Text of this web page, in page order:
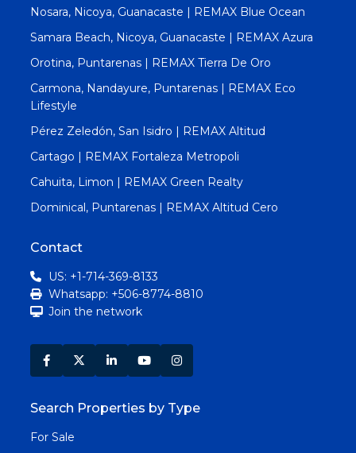
Nosara, Nicoya, Guanacaste | REMAX Blue Ocean
Samara Beach, Nicoya, Guanacaste | REMAX Azura
Orotina, Puntarenas | REMAX Tierra De Oro
Carmona, Nandayure, Puntarenas | REMAX Eco
Lifestyle
Pérez Zeledón, San Isidro | REMAX Altitud
Cartago | REMAX Fortaleza Metropoli
Cahuita, Limon | REMAX Green Realty
Dominical, Puntarenas | REMAX Altitud Cero
Contact
US: +1-714-369-8133
Whatsapp: +506-8774-8810
Join the network
Search Properties by Type
For Sale